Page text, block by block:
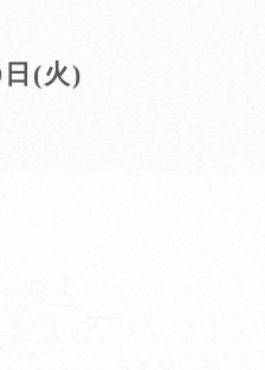
(火)